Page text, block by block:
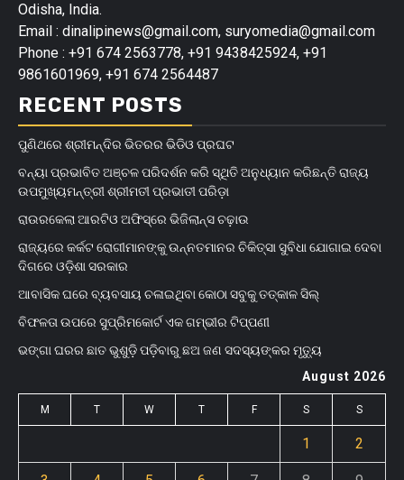
Odisha, India.
Email : dinalipinews@gmail.com, suryomedia@gmail.com
Phone : +91 674 2563778, +91 9438425924, +91
9861601969, +91 674 2564487
RECENT POSTS
ପୁଣିଥରେ ଶ୍ରୀମନ୍ଦିର ଭିତରର ଭିଡିଓ ପ୍ରଘଟ
ବନ୍ୟା ପ୍ରଭାବିତ ଅଞ୍ଚଳ ପରିଦର୍ଶନ କରି ସ୍ଥିତି ଅନୁଧ୍ୟାନ କରିଛନ୍ତି ରାଜ୍ୟ
ଉପମୁଖ୍ୟମନ୍ତ୍ରୀ ଶ୍ରୀମତୀ ପ୍ରଭାତୀ ପରିଡ଼ା
ରାଉରକେଲା ଆରଟିଓ ଅଫିସ୍‌ରେ ଭିଜିଲାନ୍ସ ଚଢ଼ାଉ
ରାଜ୍ୟରେ କର୍କଟ ରୋଗୀମାନଙ୍କୁ ଉନ୍ନତମାନର ଚିକିତ୍ସା ସୁବିଧା ଯୋଗାଇ ଦେବା
ଦିଗରେ ଓଡ଼ିଶା ସରକାର
ଆବାସିକ ଘରେ ବ୍ୟବସାୟ ଚଳାଇଥିବା କୋଠା ସବୁକୁ ତତ୍କାଳ ସିଲ୍‌
ବିଫଳତା ଉପରେ ସୁପ୍ରିମକୋର୍ଟ ଏକ ଗମ୍ଭୀର ଟିପ୍ପଣୀ
ଭଙ୍ଗା ଘରର ଛାତ ଭୁଶୁଡ଼ି ପଡ଼ିବାରୁ ଛଅ ଜଣ ସଦସ୍ୟଙ୍କର ମୃତ୍ୟୁ
August 2026
M T W T F S S
1 2